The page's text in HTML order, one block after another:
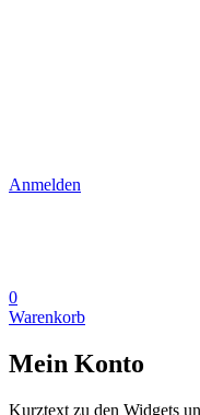
Anmelden
0
Warenkorb
Mein Konto
Kurztext zu den Widgets